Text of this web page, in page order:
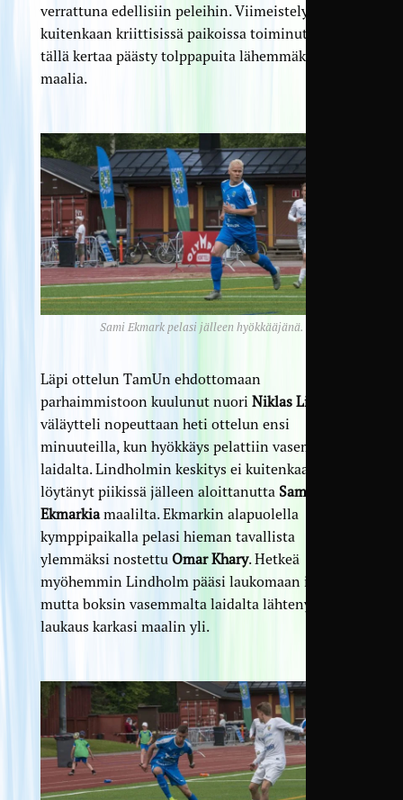
verrattuna edellisiin peleihin. Viimeistely ei
kuitenkaan kriittisissä paikoissa toiminut, eikä
tällä kertaa päästy tolppapuita lähemmäksi
maalia.
Sami Ekmark pelasi jälleen hyökkääjänä.
Läpi ottelun TamUn ehdottomaan
parhaimmistoon kuulunut nuori Niklas Lindholm
väläytteli nopeuttaan heti ottelun ensi
minuuteilla, kun hyökkäys pelattiin vasemmalta
laidalta. Lindholmin keskitys ei kuitenkaan aivan
löytänyt piikissä jälleen aloittanutta Sami
Ekmarkiamaalilta. Ekmarkin alapuolella
kymppipaikalla pelasi hieman tavallista
ylemmäksi nostettu Omar Khary. Hetkeä
myöhemmin Lindholm pääsi laukomaan itsekin,
mutta boksin vasemmalta laidalta lähtenyt
laukaus karkasi maalin yli.